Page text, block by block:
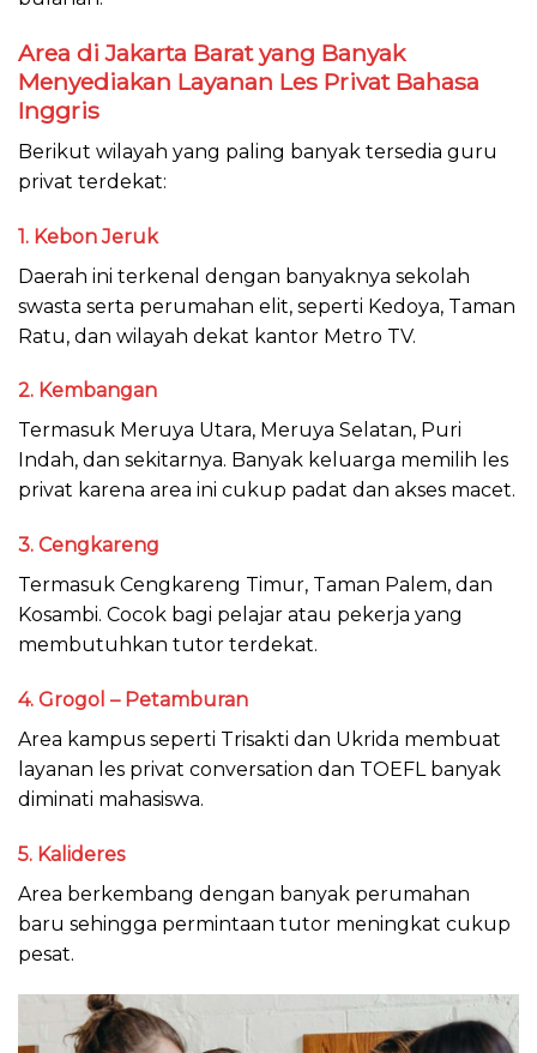
Area di Jakarta Barat yang Banyak
Menyediakan Layanan Les Privat Bahasa
Inggris
Berikut wilayah yang paling banyak tersedia guru
privat terdekat:
1. Kebon Jeruk
Daerah ini terkenal dengan banyaknya sekolah
swasta serta perumahan elit, seperti Kedoya, Taman
Ratu, dan wilayah dekat kantor Metro TV.
2. Kembangan
Termasuk Meruya Utara, Meruya Selatan, Puri
Indah, dan sekitarnya. Banyak keluarga memilih les
privat karena area ini cukup padat dan akses macet.
3. Cengkareng
Termasuk Cengkareng Timur, Taman Palem, dan
Kosambi. Cocok bagi pelajar atau pekerja yang
membutuhkan tutor terdekat.
4. Grogol – Petamburan
Area kampus seperti Trisakti dan Ukrida membuat
layanan les privat conversation dan TOEFL banyak
diminati mahasiswa.
5. Kalideres
Area berkembang dengan banyak perumahan
baru sehingga permintaan tutor meningkat cukup
pesat.